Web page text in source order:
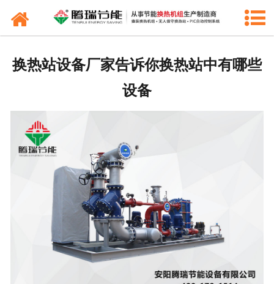
产品中心
公司概况
换热站设备厂家告诉你换热站中有哪些
设备